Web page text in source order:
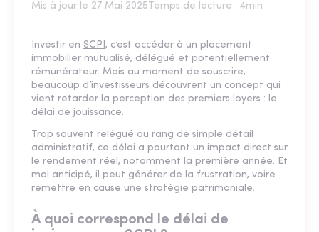
Mis à jour le 27 Mai 2025 Temps de lecture : 4min
Investir en SCPI, c’est accéder à un placement
immobilier mutualisé, délégué et potentiellement
rémunérateur. Mais au moment de souscrire,
beaucoup d’investisseurs découvrent un concept qui
vient retarder la perception des premiers loyers : le
délai de jouissance.
Trop souvent relégué au rang de simple détail
administratif, ce délai a pourtant un impact direct sur
le rendement réel, notamment la première année. Et
mal anticipé, il peut générer de la frustration, voire
remettre en cause une stratégie patrimoniale.
À quoi correspond le délai de